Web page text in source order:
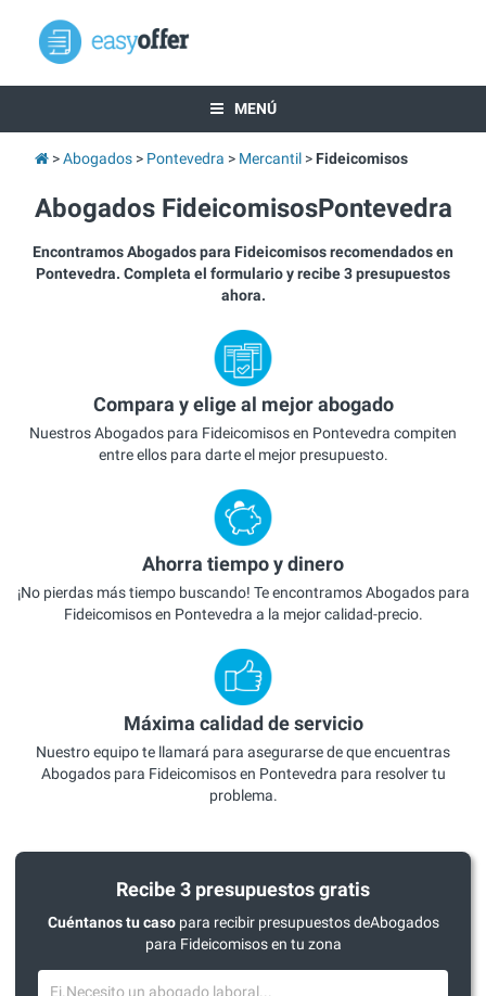
MENÚ
Abogados Pontevedra Mercantil Fideicomisos
Abogados FideicomisosPontevedra
Encontramos Abogados para Fideicomisos recomendados en
Pontevedra. Completa el formulario y recibe 3 presupuestos
ahora.
Compara y elige al mejor abogado
Nuestros Abogados para Fideicomisos en Pontevedra compiten
entre ellos para darte el mejor presupuesto.
Ahorra tiempo y dinero
¡No pierdas más tiempo buscando! Te encontramos Abogados para
Fideicomisos en Pontevedra a la mejor calidad-precio.
Máxima calidad de servicio
Nuestro equipo te llamará para asegurarse de que encuentras
Abogados para Fideicomisos en Pontevedra para resolver tu
problema.
Recibe 3 presupuestos gratis
Cuéntanos tu casopara recibir presupuestos deAbogados
para Fideicomisos en tu zona